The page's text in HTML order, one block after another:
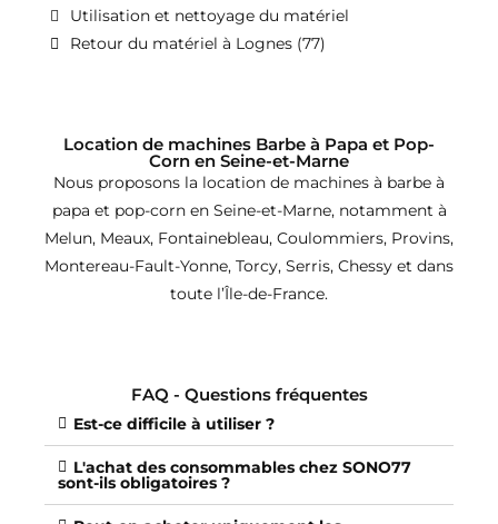
Utilisation et nettoyage du matériel
Retour du matériel à Lognes (77)
Location de machines Barbe à Papa et Pop-
Corn en Seine-et-Marne
Nous proposons la location de machines à barbe à
papa et pop-corn en Seine-et-Marne, notamment à
Melun, Meaux, Fontainebleau, Coulommiers, Provins,
Montereau-Fault-Yonne, Torcy, Serris, Chessy et dans
toute l’Île-de-France.
FAQ - Questions fréquentes
Est-ce difficile à utiliser ?
L'achat des consommables chez SONO77
sont-ils obligatoires ?